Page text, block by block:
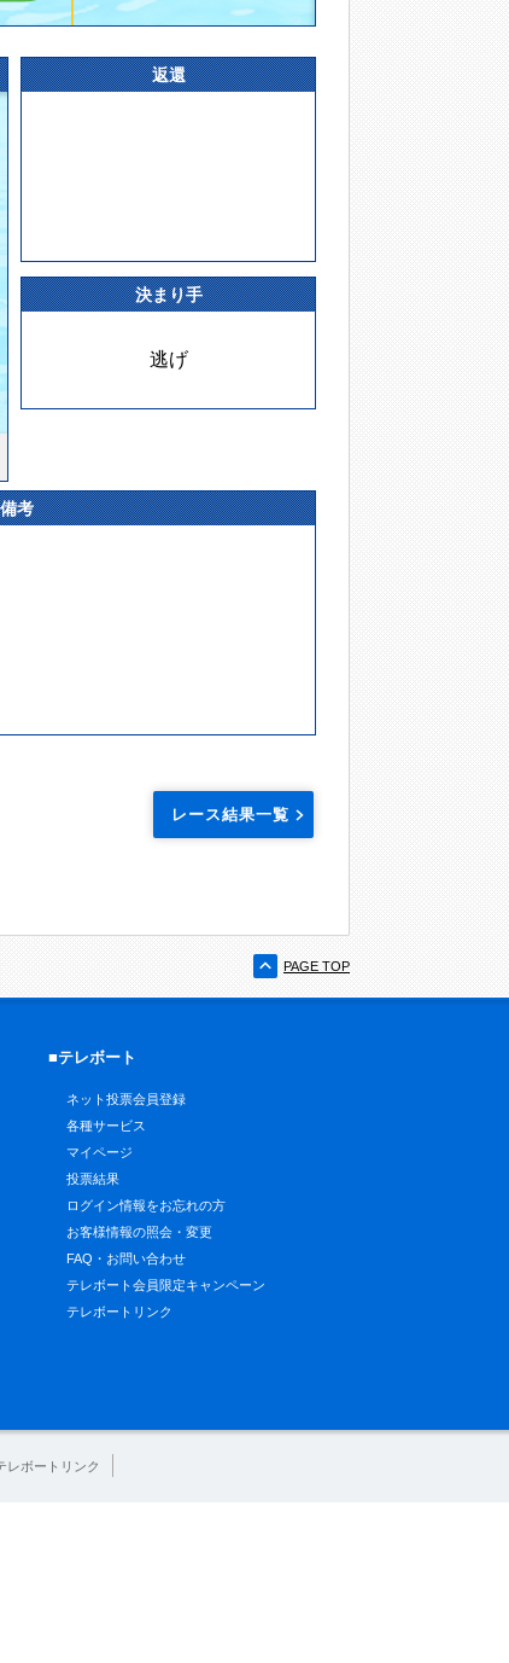
返還
決まり手
逃げ
備考
レース結果一覧
PAGE TOP
■テレボート
ネット投票会員登録
各種サービス
マイページ
投票結果
ログイン情報をお忘れの方
お客様情報の照会・変更
FAQ・お問い合わせ
テレボート会員限定キャンペーン
テレボートリンク
レボートリンク